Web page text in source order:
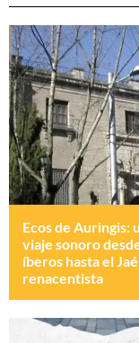
Ecos de Auringis:
viaje sonoro
íberos hasta el
renacentista